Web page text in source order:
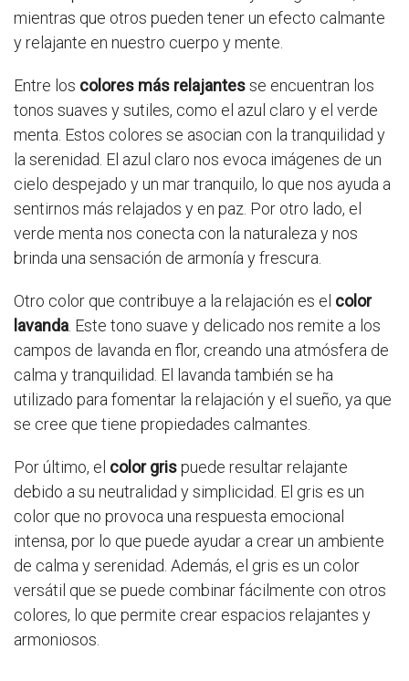
mientras que otros pueden tener un efecto calmante
y relajante en nuestro cuerpo y mente.
Entre los colores más relajantesse encuentran los
tonos suaves y sutiles, como el azul claro y el verde
menta. Estos colores se asocian con la tranquilidad y
la serenidad. El azul claro nos evoca imágenes de un
cielo despejado y un mar tranquilo, lo que nos ayuda a
sentirnos más relajados y en paz. Por otro lado, el
verde menta nos conecta con la naturaleza y nos
brinda una sensación de armonía y frescura.
Otro color que contribuye a la relajación es el color
lavanda . Este tono suave y delicado nos remite a los
campos de lavanda en flor, creando una atmósfera de
calma y tranquilidad. El lavanda también se ha
utilizado para fomentar la relajación y el sueño, ya que
se cree que tiene propiedades calmantes.
Por último, el color grispuede resultar relajante
debido a su neutralidad y simplicidad. El gris es un
color que no provoca una respuesta emocional
intensa, por lo que puede ayudar a crear un ambiente
de calma y serenidad. Además, el gris es un color
versátil que se puede combinar fácilmente con otros
colores, lo que permite crear espacios relajantes y
armoniosos.